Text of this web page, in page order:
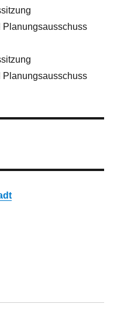
Planungsausschuss
Planungsausschuss